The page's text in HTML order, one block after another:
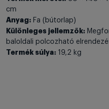
cm
Anyag: Fa (bútorlap)
Különleges jellemzők:
baloldali polcozható
Termék súlya: 19,2 kg